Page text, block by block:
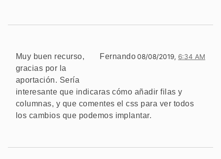
Fernando08/08/2019, 6:34 AM
Muy buen recurso,
gracias por la
aportación. Sería
interesante que indicaras cómo añadir filas y
columnas, y que comentes el css para ver todos
los cambios que podemos implantar.